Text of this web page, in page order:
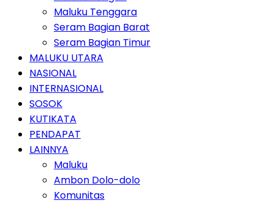
Maluku Tenggara
Seram Bagian Barat
Seram Bagian Timur
MALUKU UTARA
NASIONAL
INTERNASIONAL
SOSOK
KUTIKATA
PENDAPAT
LAINNYA
Maluku
Ambon Dolo-dolo
Komunitas